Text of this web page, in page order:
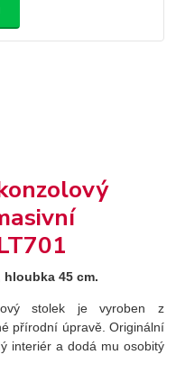
hloubka 45 cm.
stolek je vyroben z
přírodní úpravě. Originální
interiér a dodá mu osobitý